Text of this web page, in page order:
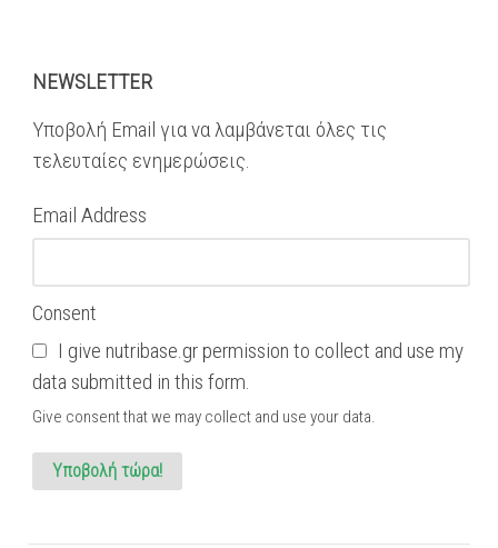
NEWSLETTER
Υποβολή Email για να λαμβάνεται όλες τις
τελευταίες ενημερώσεις.
Email Address
Consent
I give nutribase.gr permission to collect and use my
data submitted in this form.
Give consent that we may collect and use your data.
Υποβολή τώρα!